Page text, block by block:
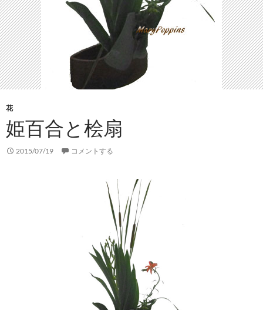
花
姫百合と桧扇
2015/07/19 コメントする